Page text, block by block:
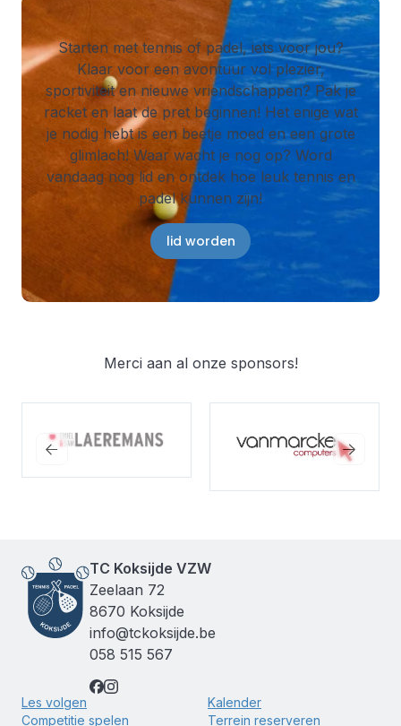
Starten met tennis of padel, iets voor jou?
Klaar voor een avontuur vol plezier,
sportiviteit en nieuwe vriendschappen? Pak je
racket en laat de pret beginnen! Het enige wat
je nodig hebt is een beetje moed en een grote
glimlach! Waar wacht je nog op? Word
vandaag nog lid en ontdek hoe leuk tennis en
padel kunnen zijn!
lid worden
Merci aan al onze sponsors!
TC Koksijde VZW
Zeelaan 72
8670 Koksijde
info@tckoksijde.be
058 515 567
Les volgen
Competitie spelen
Kalender
Terrein reserveren